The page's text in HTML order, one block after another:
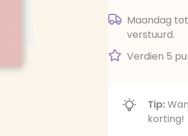
Maandag
verstuurd.
Verdien 5
Tip:
korting!